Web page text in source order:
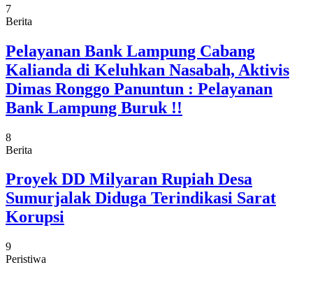
7
Berita
Pelayanan Bank Lampung Cabang
Kalianda di Keluhkan Nasabah, Aktivis
Dimas Ronggo Panuntun : Pelayanan
Bank Lampung Buruk !!
8
Berita
Proyek DD Milyaran Rupiah Desa
Sumurjalak Diduga Terindikasi Sarat
Korupsi
9
Peristiwa